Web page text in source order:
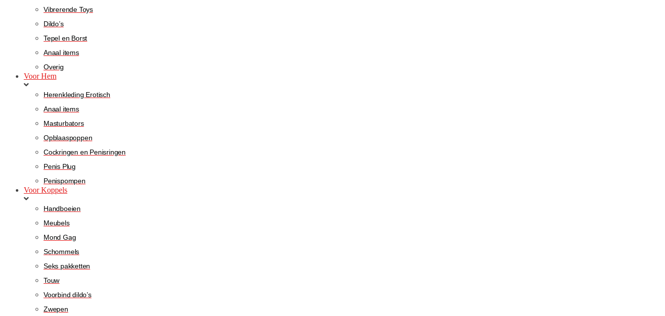
Vibrerende Toys
Dildo’s
Tepel en Borst
Anaal items
Overig
Voor Hem
Herenkleding Erotisch
Anaal items
Masturbators
Opblaaspoppen
Cockringen en Penisringen
Penis Plug
Penispompen
Voor Koppels
Handboeien
Meubels
Mond Gag
Schommels
Seks pakketten
Touw
Voorbind dildo’s
Zwepen